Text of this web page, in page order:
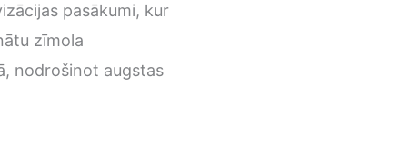
pasākumi, kur
zīmola
nodrošinot augstas